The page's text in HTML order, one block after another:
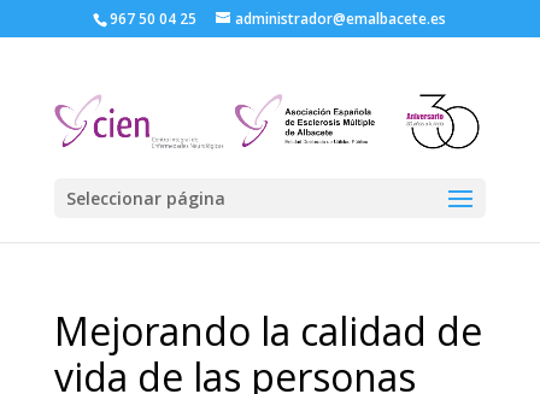
967 50 04 25 administrador@emalbacete.es
Seleccionar página
Mejorando la calidad de
vida de las personas